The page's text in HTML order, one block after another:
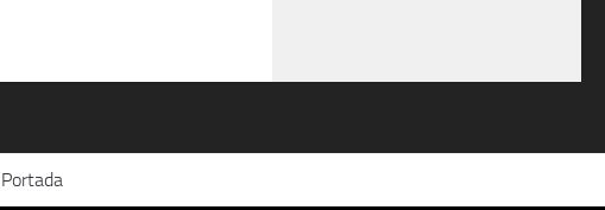
Portada